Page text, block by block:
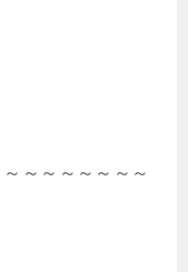
～～～～～～～